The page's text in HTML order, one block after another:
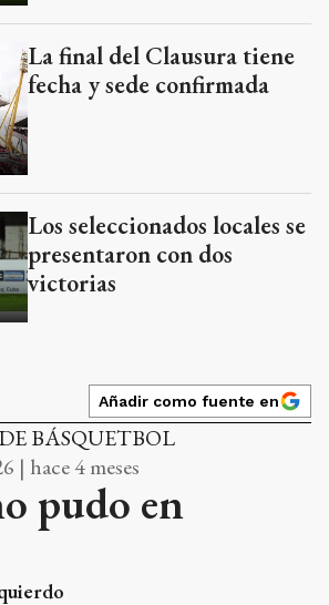
La final del Clausura tiene
fecha y sede confirmada
Los seleccionados locales se
presentaron con dos
victorias
Añadir como fuente en
BÁSQUETBOL
| hace 4 meses
pudo en